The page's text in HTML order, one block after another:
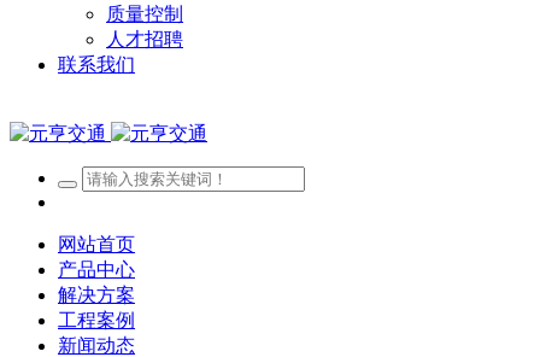
质量控制
人才招聘
联系我们
网站首页
产品中心
解决方案
工程案例
新闻动态